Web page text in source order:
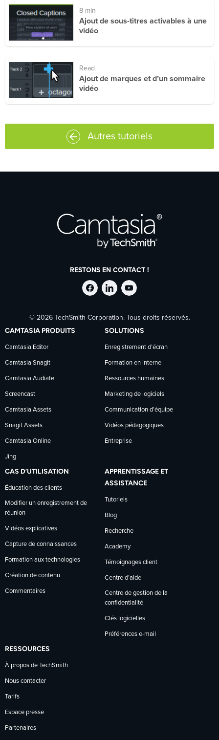
8 min
Ajout de sous-titres activables à une
vidéo
Read
Ajout de marques et d’un sommaire
vidéo
Autres tutoriels
RESTONS EN CONTACT !
Suivre
TechSmith
sur
Facebook
Suivre
TechSmith
sur
LinkedIn
Suivre
TechSmith
sur
YouTube
© 2026 TechSmith Corporation. Tous droits réservés.
CAMTASIA PRODUITS
Camtasia Editor
Camtasia Snagit
Camtasia Audiate
Screencast
Camtasia Assets
Snagit Assets
Camtasia Online
Jing
SOLUTIONS
Enregistrement d’écran
Formation en interne
Ressources humaines
Marketing de logiciels
Communication d’équipe
Vidéos pédagogiques
Entreprise
CAS D’UTILISATION
Éducation des clients
Modifier un enregistrement de
réunion
Vidéos explicatives
Capture de connaissances
Formation aux technologies
Création de contenu
Commentaires
APPRENTISSAGE ET
ASSISTANCE
Tutoriels
Blog
Recherche
Academy
Témoignages client
Centre d’aide
Centre de gestion de la
confidentialité
Clés logicielles
Préférences e-mail
RESSOURCES
À propos de TechSmith
Nous contacter
Tarifs
Espace presse
Partenaires